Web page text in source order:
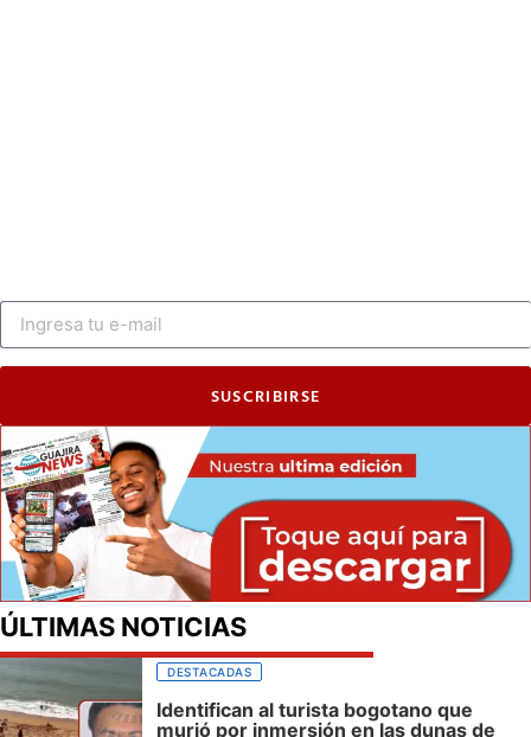
SUSCRIBIRSE
ÚLTIMAS NOTICIAS
DESTACADAS
Identifican al turista bogotano que
murió por inmersión en las dunas de